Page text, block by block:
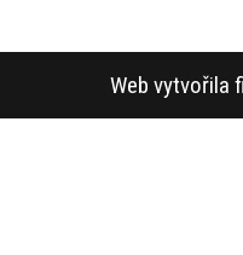
Web vytvořila